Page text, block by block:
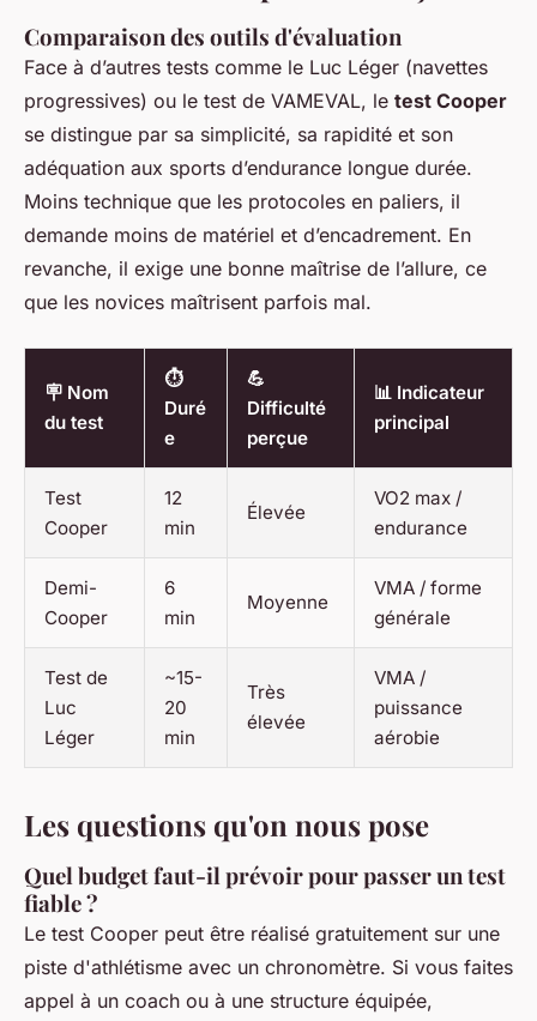
Comparaison des outils d'évaluation
Face à d’autres tests comme le Luc Léger (navettes
progressives) ou le test de VAMEVAL, le test Cooper
se distingue par sa simplicité, sa rapidité et son
adéquation aux sports d’endurance longue durée.
Moins technique que les protocoles en paliers, il
demande moins de matériel et d’encadrement. En
revanche, il exige une bonne maîtrise de l’allure, ce
que les novices maîtrisent parfois mal.
🪧 Nom
du test
⏱️
Duré
e
💪
Difficulté
perçue
📊 Indicateur
principal
Test
Cooper
12
min
Élevée
VO2 max /
endurance
Demi-
Cooper
6
min
Moyenne
VMA / forme
générale
Test de
Luc
Léger
~15-
20
min
Très
élevée
VMA /
puissance
aérobie
Les questions qu'on nous pose
Quel budget faut-il prévoir pour passer un test
fiable ?
Le test Cooper peut être réalisé gratuitement sur une
piste d'athlétisme avec un chronomètre. Si vous faites
appel à un coach ou à une structure équipée,